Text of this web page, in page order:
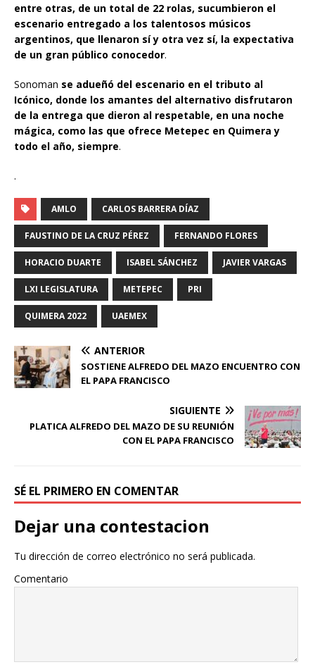
entre otras, de un total de 22 rolas, sucumbieron el
escenario entregado a los talentosos músicos
argentinos, que llenaron sí y otra vez sí, la expectativa
de un gran público conocedor.
Sonoman se adueñó del escenario en el tributo al
Icónico, donde los amantes del alternativo disfrutaron
de la entrega que dieron al respetable, en una noche
mágica, como las que ofrece Metepec en Quimera y
todo el año, siempre.
.
AMLO CARLOS BARRERA DÍAZ
FAUSTINO DE LA CRUZ PÉREZ FERNANDO FLORES
HORACIO DUARTE ISABEL SÁNCHEZ JAVIER VARGAS
LXI LEGISLATURA METEPEC PRI
QUIMERA 2022 UAEMEX
ANTERIOR
SOSTIENE ALFREDO DEL MAZO ENCUENTRO CON
EL PAPA FRANCISCO
SIGUIENTE
PLATICA ALFREDO DEL MAZO DE SU REUNIÓN
CON EL PAPA FRANCISCO
SÉ EL PRIMERO EN COMENTAR
Dejar una contestacion
Tu dirección de correo electrónico no será publicada.
Comentario